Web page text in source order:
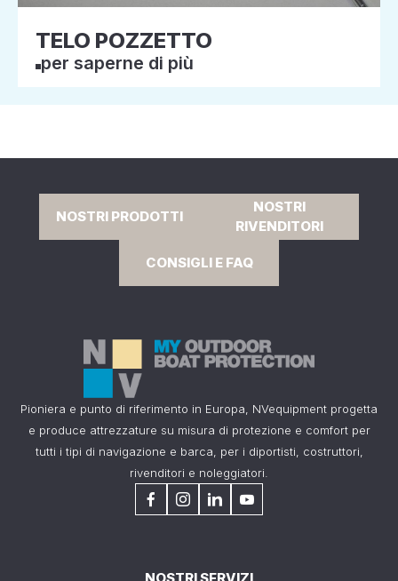
TELO POZZETTO
per saperne di più
NOSTRI PRODOTTI
NOSTRI
RIVENDITORI
CONSIGLI E FAQ
Pioniera e punto di riferimento in Europa, NVequipment progetta
e produce attrezzature su misura di protezione e comfort per
tutti i tipi di navigazione e barca, per i diportisti, costruttori,
rivenditori e noleggiatori.